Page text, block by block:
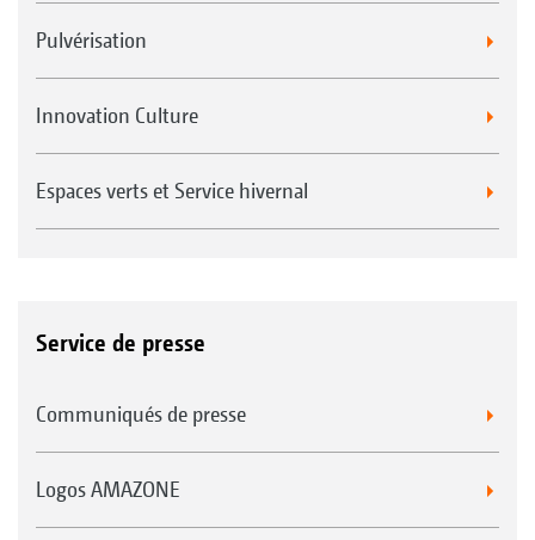
Pulvérisation
Innovation Culture
Espaces verts et Service hivernal
Service de presse
Communiqués de presse
Logos AMAZONE